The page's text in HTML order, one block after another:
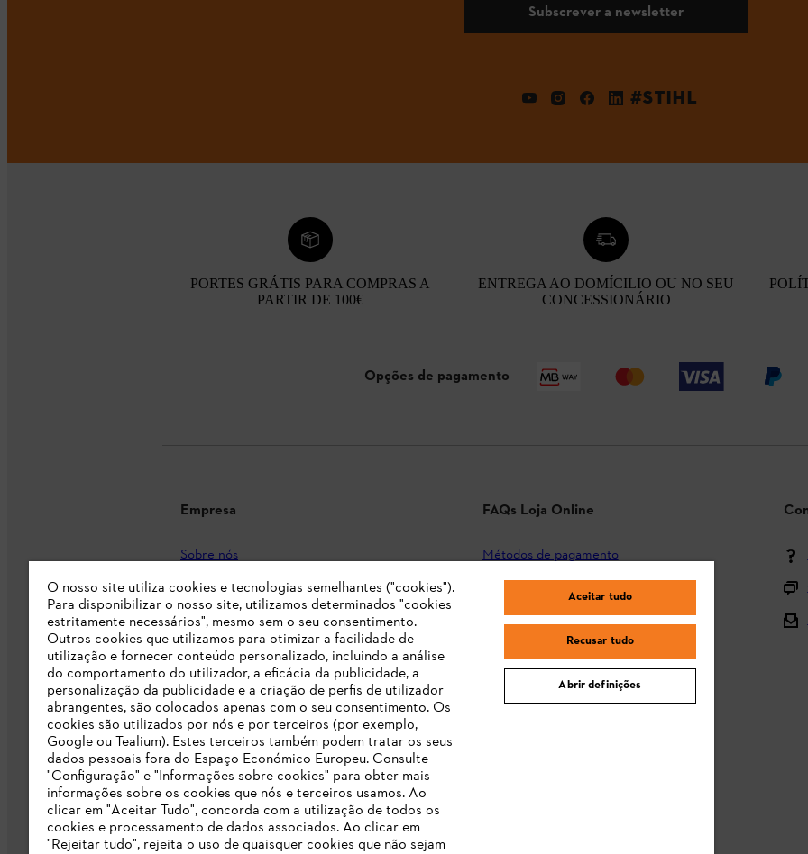
Subscrever a newsletter
#STIHL
PORTES GRÁTIS PARA COMPRAS A
PARTIR DE 100€
ENTREGA AO DOMÍCILIO OU NO SEU
CONCESSIONÁRIO
Opções de pagamento
Empresa
Sobre nós
Imprensa
Carreira
Responsabilidade
Linha Integridade STIHL
Informação para fornecedores
Livro de Reclamações
Declaração de acessibilidade
FAQs Loja Online
Métodos de pagamento
Envio e entrega
Devolução
STIHL Orange Deals
O nosso site utiliza cookies e tecnologias semelhantes ("cookies").
Para disponibilizar o nosso site, utilizamos determinados "cookies
estritamente necessários", mesmo sem o seu consentimento.
Outros cookies que utilizamos para otimizar a facilidade de
utilização e fornecer conteúdo personalizado, incluindo a análise
do comportamento do utilizador, a eficácia da publicidade, a
personalização da publicidade e a criação de perfis de utilizador
abrangentes, são colocados apenas com o seu consentimento. Os
cookies são utilizados por nós e por terceiros (por exemplo,
Google ou Tealium). Estes terceiros também podem tratar os seus
dados pessoais fora do Espaço Económico Europeu. Consulte
"Configuração" e "Informações sobre cookies" para obter mais
informações sobre os cookies que nós e terceiros usamos. Ao
clicar em "Aceitar Tudo", concorda com a utilização de todos os
cookies e processamento de dados associados. Ao clicar em
"Rejeitar tudo", rejeita o uso de quaisquer cookies que não sejam
Aceitar tudo
Recusar tudo
Abrir definições